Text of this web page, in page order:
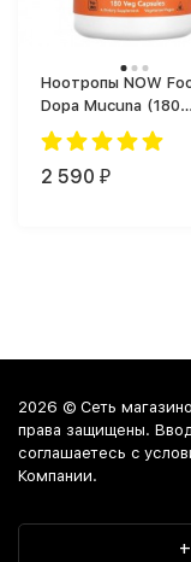
Ноотропы NOW
Dopa Mucuna (180
капс.)
2 590 ₽
2026 © Сеть
права защищены.
соглашаетесь c
Компании.